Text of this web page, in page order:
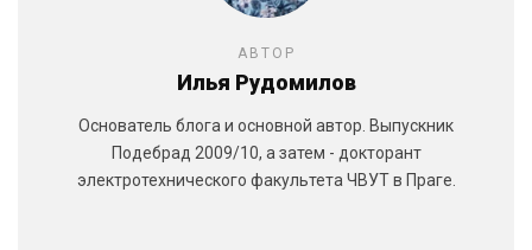
АВТОР
Илья Рудомилов
Основатель блога и основной автор. Выпускник
Подебрад 2009/10, а затем - докторант
электротехнического факультета ЧВУТ в Праге.